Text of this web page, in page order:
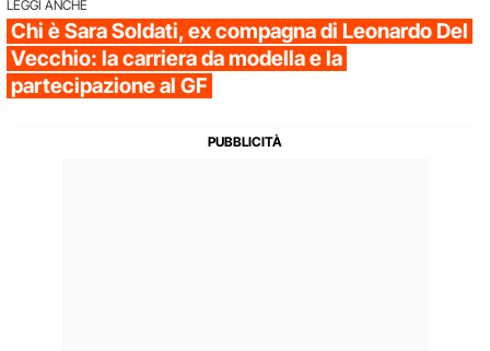
LEGGI ANCHE
Chi è Sara Soldati, ex compagna di Leonardo Del
Vecchio: la carriera da modella e la
partecipazione al GF